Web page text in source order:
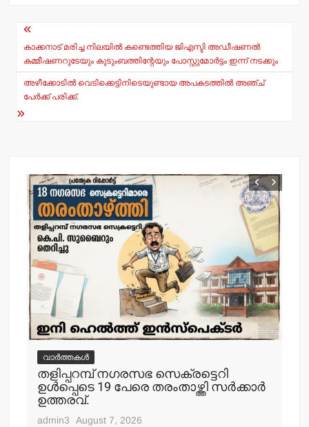
p
p
o
o
Post
navigation
കാക്കനാട് മരിച്ച നിലയില്‍ കണ്ടെത്തിയ ജിഎസ്ടി അഡീഷണല്‍
കമ്മീഷണറുടേയും കുടുംബത്തിന്റേയും പോസ്റ്റുമോര്‍ട്ടം ഇന്ന് നടക്കും
അഴീക്കോടില്‍ വെടിക്കെട്ടിനിടെയുണ്ടായ അപകടത്തില്‍ അഞ്ച്
പേര്‍ക്ക് പരിക്ക്.
വാർത്തകൾ
തളിപ്പറമ്പ് നഗരസഭ സെക്രട്ടെറി
ഉള്‍പ്പെടെ 19 പേരെ തരംതാഴ്ത്തി സര്‍ക്കാര്‍
ഉത്തരവ്.
admin3 August 7, 2026